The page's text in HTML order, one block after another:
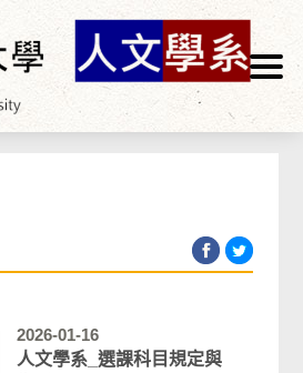
課 > 選課規定及指引
2026-01-16
人文學系_選課科目規定與